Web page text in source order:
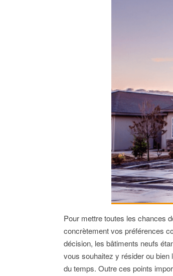
Pour mettre toutes les chances
concrètement vos préférences
décision, les bâtiments neufs
vous souhaitez y résider ou
du temps. Outre ces points